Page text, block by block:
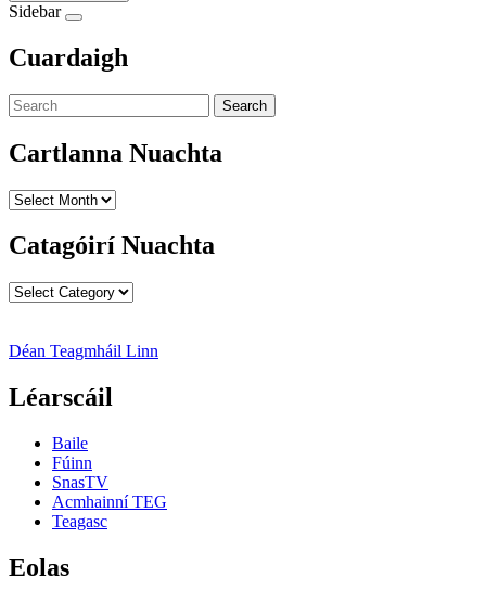
Sidebar
Cuardaigh
Search
Cartlanna Nuachta
Cartlanna
Catagóirí Nuachta
Catagóirí
Déan Teagmháil Linn
Léarscáil
Baile
Fúinn
SnasTV
Acmhainní TEG
Teagasc
Eolas